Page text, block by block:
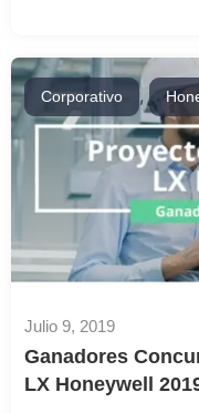
Corporativo ,
Julio 9, 2019
Ganadores
LX Honeywell